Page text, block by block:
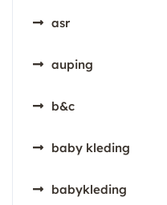
asr
auping
b&c
baby kleding
babykleding